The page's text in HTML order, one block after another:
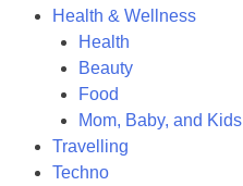
Health & Wellness
Health
Beauty
Food
Mom, Baby, and Kids
Travelling
Techno